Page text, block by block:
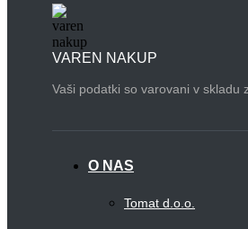
VAREN NAKUP
Vaši podatki so varovani v skladu
O NAS
Tomat d.o.o.